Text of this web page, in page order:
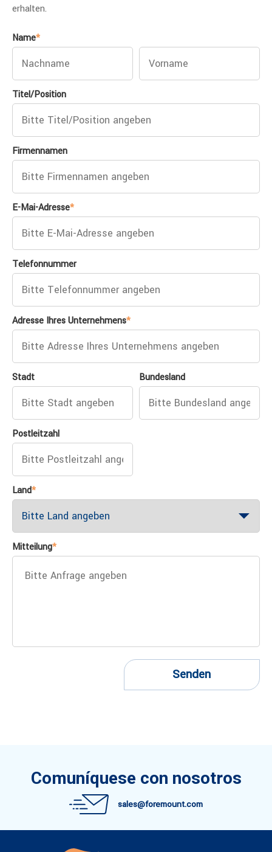
erhalten.
Name*
Titel/Position
Firmennamen
E-Mai-Adresse*
Telefonnummer
Adresse Ihres Unternehmens*
Stadt Bundesland
Postleitzahl
Land*
Mitteilung*
Senden
Comuníquese con nosotros
sales@foremount.com